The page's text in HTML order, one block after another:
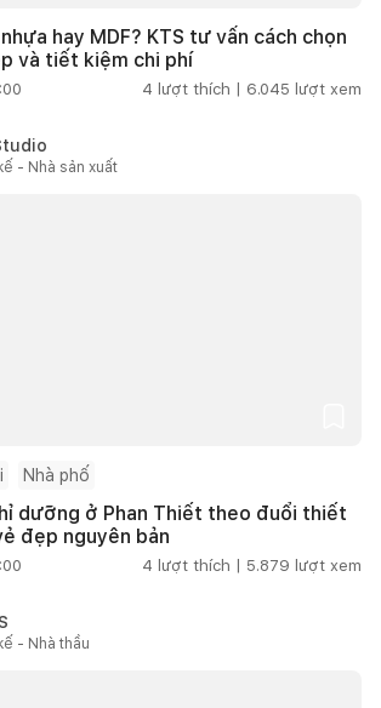
hay MDF? KTS tư vấn cách chọn
và tiết kiệm chi phí
4 lượt thích | 6.045 lượt xem
- Nhà sản xuất
Nhà phố
dưỡng ở Phan Thiết theo đuổi thiết
đẹp nguyên bản
4 lượt thích | 5.879 lượt xem
- Nhà thầu